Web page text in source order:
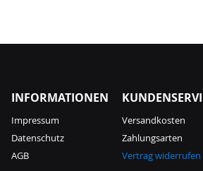
INFORMATIONEN
Impressum
Datenschutz
AGB
Versandkosten
Zahlungsarten
Vertrag widerrufen